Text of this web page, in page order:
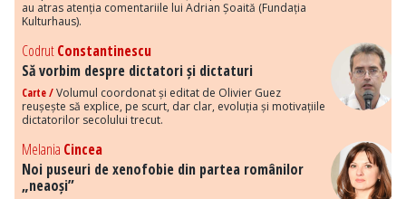
au atras atenția comentariile lui Adrian Șoaită (Fundația
Kulturhaus).
CodrutConstantinescu
Să vorbim despre dictatori și dictaturi
Carte /Volumul coordonat și editat de Olivier Guez
reușește să explice, pe scurt, dar clar, evoluția și motivațiile
dictatorilor secolului trecut.
Melania Cincea
Noi puseuri de xenofobie din partea românilor
„neaoși”